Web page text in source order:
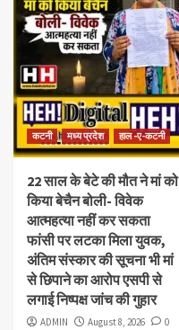
कटनी मध्य प्रदेश हाल -ए-कटनी
22 साल के बेटे की मौत ने मां को
किया बेचैन बोली- विवेक
आत्महत्या नहीं कर सकता
फांसी पर लटका मिला युवक,
अंतिम संस्कार की सूचना भी मां
से छिपाने का आरोप एसपी से
लगाई निष्पक्ष जांच की गुहार
ADMIN August 8, 2026 0